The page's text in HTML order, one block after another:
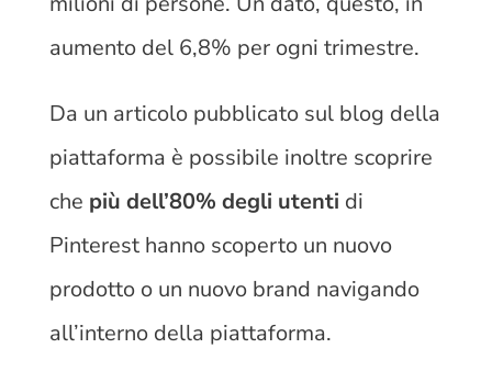
aumento del 6,8% per ogni trimestre.
Da un articolo pubblicato sul blog della
piattaforma è possibile inoltre scoprire
che più dell’80% degli utenti di
Pinterest hanno scoperto un nuovo
prodotto o un nuovo brand navigando
all’interno della piattaforma.